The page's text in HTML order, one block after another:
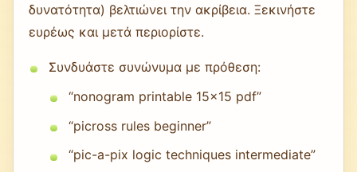
δυνατότητα) βελτιώνει την ακρίβεια. Ξεκινήστε
ευρέως και μετά περιορίστε.
Συνδυάστε συνώνυμα με πρόθεση:
“nonogram printable 15x15 pdf”
“picross rules beginner”
“pic-a-pix logic techniques intermediate”